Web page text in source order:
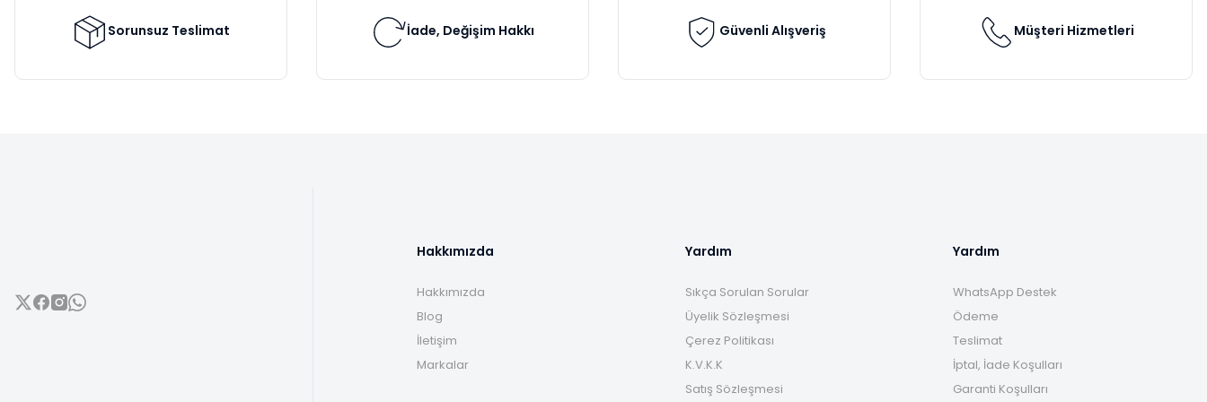
Bu ürüne benzer farklı alternatifler olmalı.
Sorunsuz Teslimat İade, Değişim Hakkı Güvenli Alışveriş Müşteri Hizmetleri
Hakkımızda
Hakkımızda
Blog
İletişim
Markalar
Yardım
Sıkça Sorulan Sorular
Üyelik Sözleşmesi
Çerez Politikası
K.V.K.K
Satış Sözleşmesi
Yardım
WhatsApp Destek
Ödeme
Teslimat
İptal, İade Koşulları
Garanti Koşulları